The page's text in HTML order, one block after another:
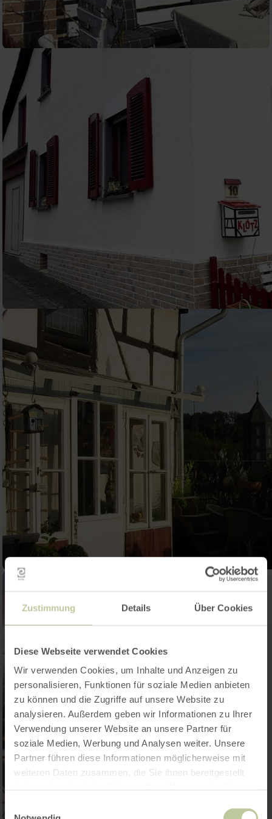
Zustimmung Details Über Cookies
Diese Webseite verwendet Cookies
Wir verwenden Cookies, um Inhalte und Anzeigen zu
personalisieren, Funktionen für soziale Medien anbieten
zu können und die Zugriffe auf unsere Website zu
analysieren. Außerdem geben wir Informationen zu Ihrer
Verwendung unserer Website an unsere Partner für
soziale Medien, Werbung und Analysen weiter. Unsere
Partner führen diese Informationen möglicherweise mit
weiteren Daten zusammen, die Sie ihnen bereitgestellt